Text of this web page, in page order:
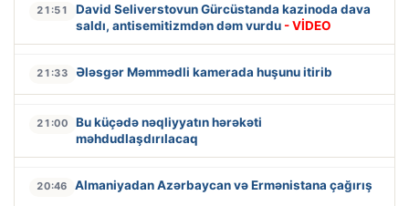
21:51
David Seliverstovun Gürcüstanda kazinoda dava
saldı, antisemitizmdən dəm vurdu - VİDEO
21:33 Ələsgər Məmmədli kamerada huşunu itirib
21:00
Bu küçədə nəqliyyatın hərəkəti
məhdudlaşdırılacaq
20:46 Almaniyadan Azərbaycan və Ermənistana çağırış